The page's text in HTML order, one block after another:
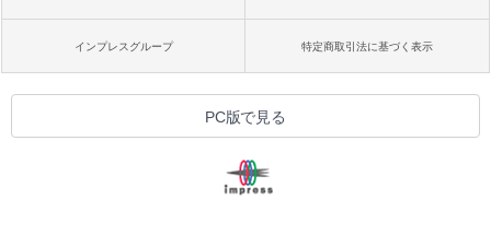
インプレスグループ 特定商取引法に基づく表示
PC版で見る